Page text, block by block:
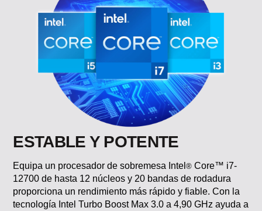
ESTABLE Y POTENTE
12700 de hasta 12 núcleos y 20 bandas de rodadura
proporciona un rendimiento más rápido y fiable. Con la
tecnología Intel Turbo Boost Max 3.0 a 4,90 GHz ayuda a
los usuarios con la multitarea en una gran variedad de